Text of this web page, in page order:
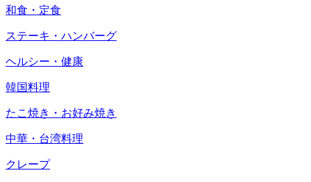
和食・定食
ステーキ・ハンバーグ
ヘルシー・健康
韓国料理
たこ焼き・お好み焼き
中華・台湾料理
クレープ